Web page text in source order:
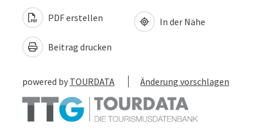
PDF erstellen
Beitrag drucken
In der Nähe
powered by TOURDATA Änderung vorschlagen